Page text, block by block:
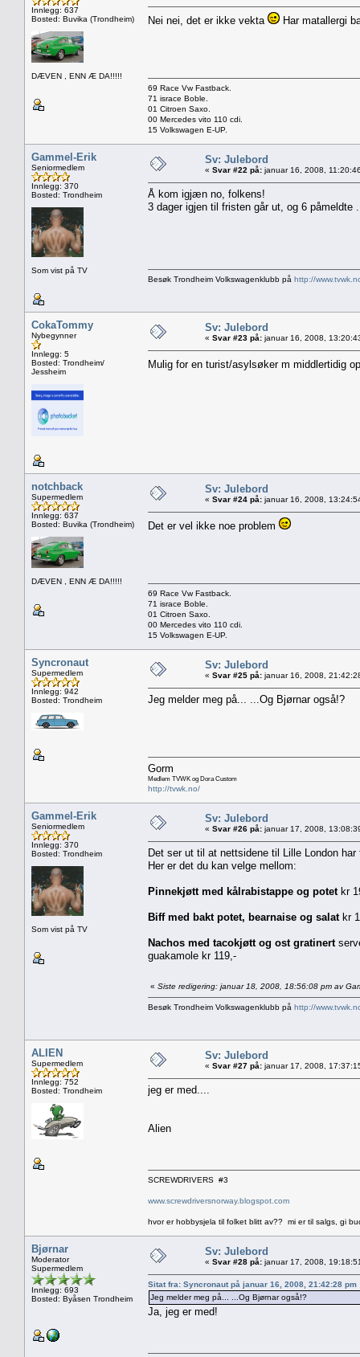
Innlegg: 637
Bosted: Buvika (Trondheim)
DÆVEN , ENN Æ DA!!!!!
Nei nei, det er ikke vekta Har matallergi
69 Race Vw Fastback.
71 israce Boble.
01 Citroen Saxo.
00 Mercedes vito 110 cdi.
15 Volkswagen E-UP.
Gammel-Erik
Seniormedlem
Innlegg: 370
Bosted: Trondheim
Som vist på TV
Sv: Julebord
« Svar #22 på: januar 16, 2008,
Å kom igjæn no, folkens!
3 dager igjen til fristen går ut, og 6 påmeldte
Besøk Trondheim Volkswagenklubb på http://
CokaTommy
Nybegynner
Innlegg: 5
Bosted: Trondheim/
Jessheim
Sv: Julebord
« Svar #23 på: januar 16, 2008,
Mulig for en turist/asylsøker m middlertidig
notchback
Supermedlem
Innlegg: 637
Bosted: Buvika (Trondheim)
DÆVEN , ENN Æ DA!!!!!
Sv: Julebord
« Svar #24 på: januar 16, 2008,
Det er vel ikke noe problem
69 Race Vw Fastback.
71 israce Boble.
01 Citroen Saxo.
00 Mercedes vito 110 cdi.
15 Volkswagen E-UP.
Syncronaut
Supermedlem
Innlegg: 942
Bosted: Trondheim
Sv: Julebord
« Svar #25 på: januar 16, 2008,
Jeg melder meg på... ...Og Bjørnar også!?
Gorm
Medlem TVWK og Dora Custom
http://tvwk.no/
Gammel-Erik
Seniormedlem
Innlegg: 370
Bosted: Trondheim
Som vist på TV
Sv: Julebord
« Svar #26 på: januar 17, 2008,
Det ser ut til at nettsidene til Lille London
Her er det du kan velge mellom:
Pinnekjøtt med kålrabistappe og potetkr
Biff med bakt potet, bearnaise og salatkr
Nachos med tacokjøtt og ost gratinert
guakamole kr 119,-
« Siste redigering: januar 18, 2008, 18:56:08 pm av
Besøk Trondheim Volkswagenklubb på http://
ALIEN
Supermedlem
Innlegg: 752
Bosted: Trondheim
Sv: Julebord
« Svar #27 på: januar 17, 2008,
jeg er med....
Alien
SCREWDRIVERS #3
www.screwdriversnorway.blogspot.com
hvor er hobbysjela til folket blitt av?? mi er til salgs, gi
Bjørnar
Moderator
Supermedlem
Innlegg: 693
Bosted: Byåsen Trondheim
Sv: Julebord
« Svar #28 på: januar 17, 2008,
Sitat fra: Syncronaut på januar 16, 2008, 21:42:28 pm
Jeg melder meg på... ...Og Bjørnar også!?
Ja, jeg er med!